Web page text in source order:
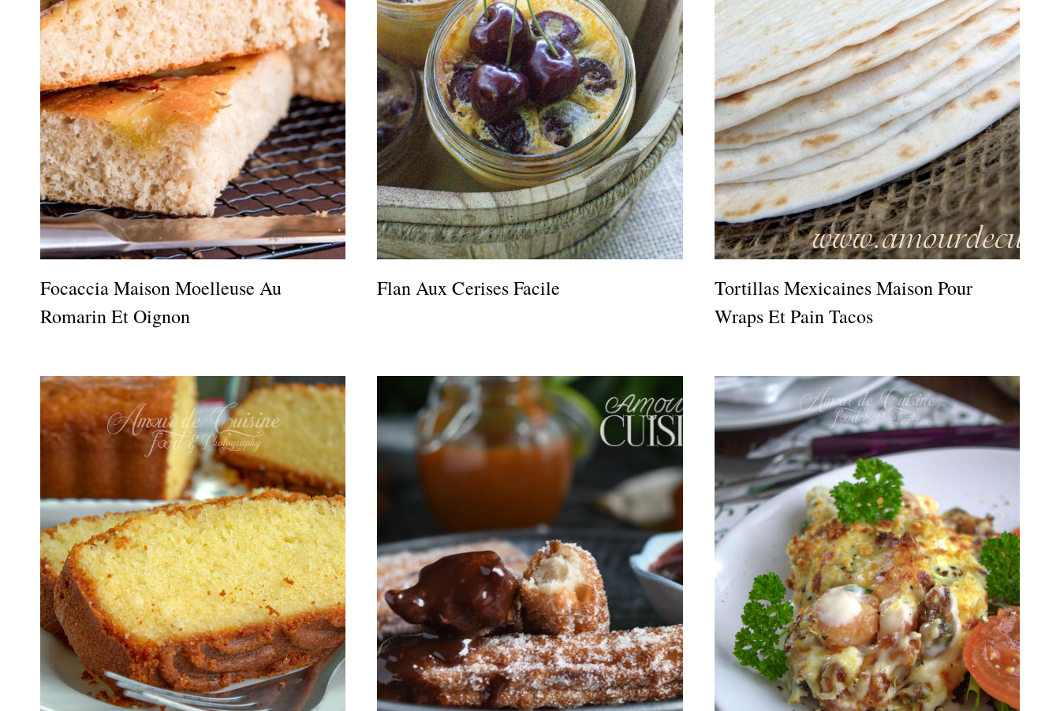
Focaccia Maison Moelleuse Au
Romarin Et Oignon
Flan Aux Cerises Facile
Tortillas Mexicaines Maison Pour
Wraps Et Pain Tacos